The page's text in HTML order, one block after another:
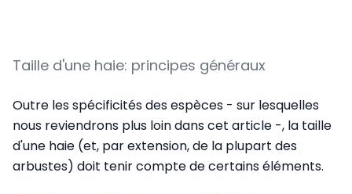
Taille d'une haie: principes généraux
Outre les spécificités des espèces - sur lesquelles
nous reviendrons plus loin dans cet article -, la taille
d'une haie (et, par extension, de la plupart des
arbustes) doit tenir compte de certains éléments.